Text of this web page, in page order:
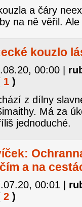
a čáry
na ně věřil.
kouzlo
00:00
1 )
z dílny
Má za
jednoduché.
a na
00:01
2 )